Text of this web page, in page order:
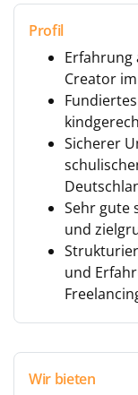
Profil
Erfahrung
Creator
Sicherer
Sehr gute
und
und
Wir bieten